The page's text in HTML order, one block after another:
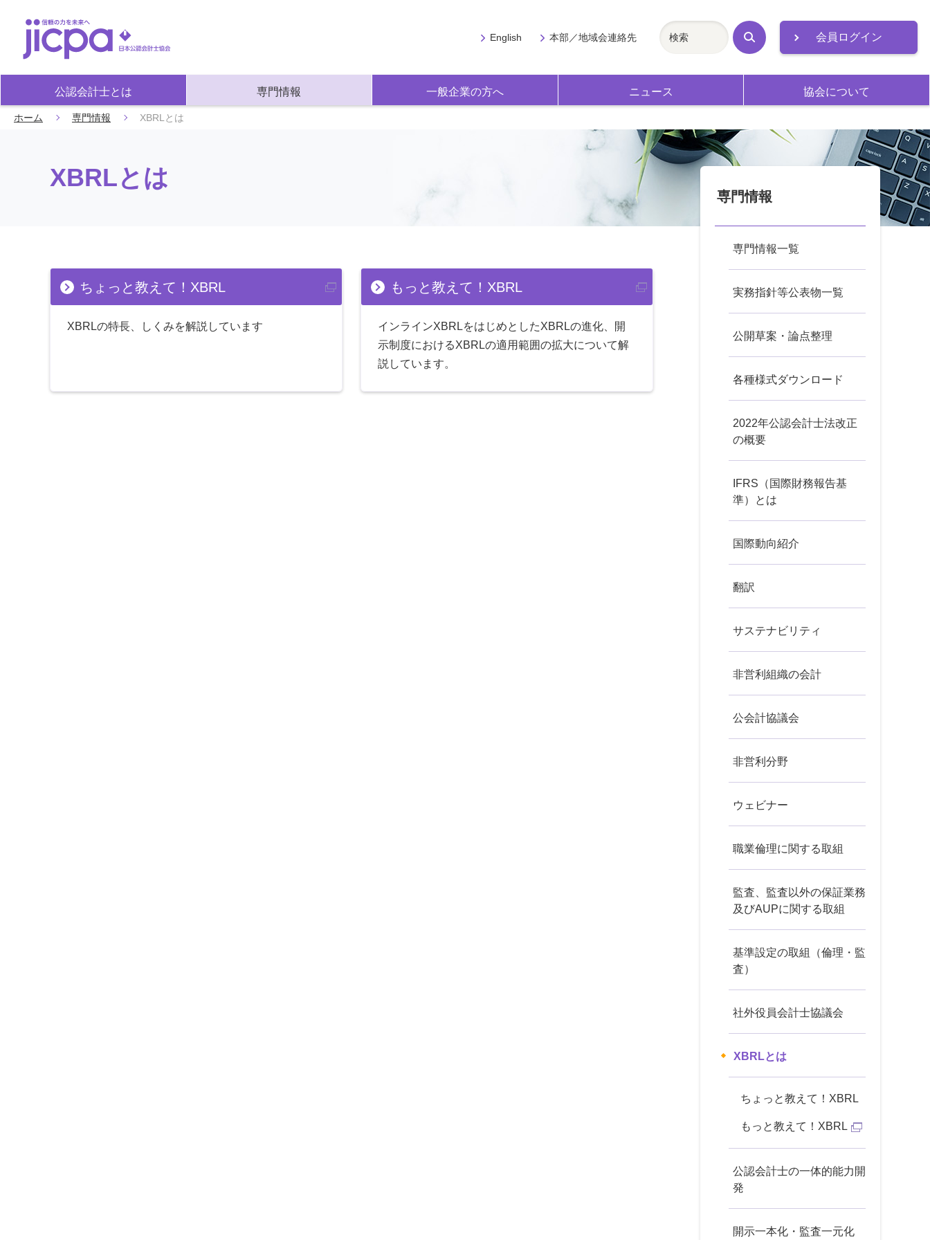
会員ログイン
公認会計士とは 専門情報 一般企業の方へ ニュース 協会について
English 本部／地域会連絡先
検
索
ホーム 専門情報 XBRLとは
XBRLとは
ちょっと教えて！XBRL
XBRLの特長、しくみを解説しています
もっと教えて！XBRL
インラインXBRLをはじめとしたXBRLの進化、開
示制度におけるXBRLの適用範囲の拡大について解
説しています。
専門情報
専門情報一覧
実務指針等公表物一覧
公開草案・論点整理
各種様式ダウンロード
2022年公認会計士法改正
の概要
IFRS（国際財務報告基
準）とは
国際動向紹介
翻訳
サステナビリティ
非営利組織の会計
公会計協議会
非営利分野
ウェビナー
職業倫理に関する取組
監査、監査以外の保証業務
及びAUPに関する取組
基準設定の取組（倫理・監
査）
社外役員会計士協議会
XBRLとは
ちょっと教えて！XBRL
もっと教えて！XBRL
公認会計士の一体的能力開
発
開示一本化・監査一元化